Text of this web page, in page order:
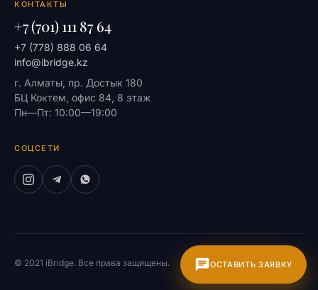
КОНТАКТЫ
+7 (701) 111 87 64
+7 (778) 888 06 64
info@ibridge.kz
г. Алматы, пр. Достык 180
БЦ Коктем, офис 84, 8 этаж
Пн—Пт: 10:00—19:00
СОЦСЕТИ
© 2021 iBridge. Все права защищены. На главную
ОСТАВИТЬ ЗАЯВКУ